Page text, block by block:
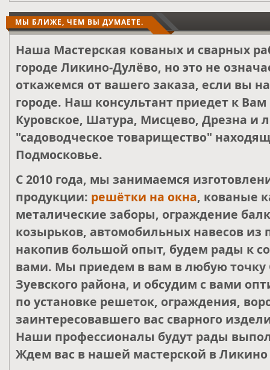
МЫ БЛИЖЕ, ЧЕМ ВЫ ДУМАЕТЕ.
Наша Мастерская кованых и сварных
городе Ликино-Дулёво, но это не
откажемся от вашего заказа, если вы
городе. Наш консультант приедет к
Куровское, Шатура, Мисцево, Дрезна и
"садоводческое товарищество"
Подмосковье.
С 2010 года, мы занимаемся
продукции: решётки на окна, кованые
металические заборы, ограждение
козырьков, автомобильных навесов из
накопив большой опыт, будем рады к
вами. Мы приедем в вам в любую точку
Зуевского района, и обсудим с вами
по установке решеток, ограждения,
заинтересовавшего вас сварного
Наши профессионалы будут рады
Ждем вас в нашей мастерской в Ликино